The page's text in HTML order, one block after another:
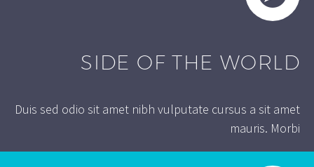
SIDE OF THE WORLD
Duis sed odio sit amet nibh vulputate cursus a sit amet
mauris. Morbi